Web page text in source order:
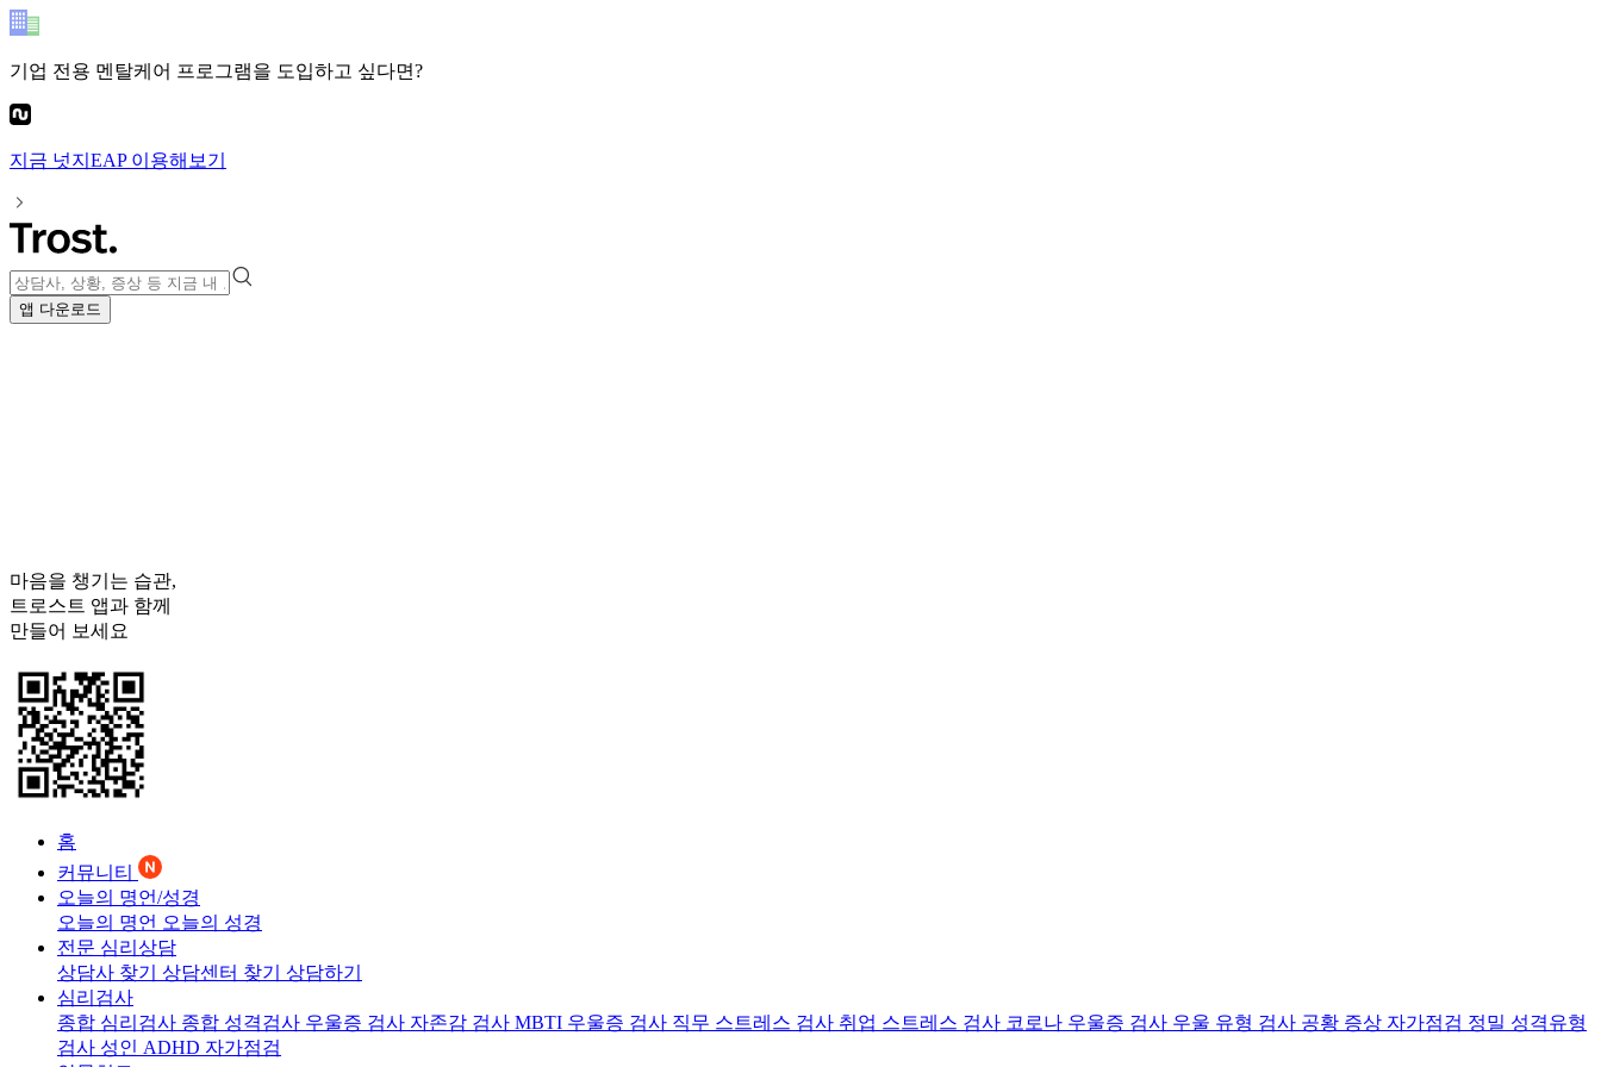
기업 전용 멘탈케어 프로그램을 도입하고 싶다면?
지금 넛지EAP이용해보기
앱 다운로드
마음을 챙기는 습관,
트로스트 앱과 함께
만들어 보세요
홈
커뮤니티
오늘의 명언/성경
오늘의 명언 오늘의 성경
전문 심리상담
상담사 찾기 상담센터 찾기 상담하기
심리검사
종합 심리검사 종합 성격검사 우울증 검사 자존감 검사 MBTI 우울증 검사 직무 스트레스 검사 취업 스트레스 검사 코로나 우울증 검사 우울 유형 검사 공황 증상 자가점검 정밀 성격유형
검사 성인 ADHD 자가점검